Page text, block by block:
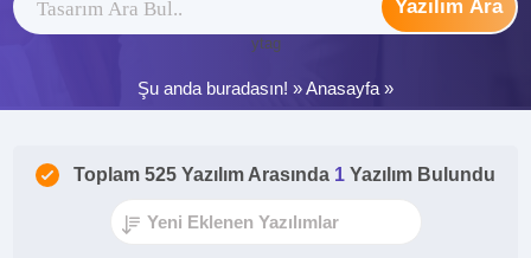
Yazılım Ara
ytag
Şu anda buradasın! »Anasayfa »
Toplam 525 Yazılım Arasında 1 Yazılım Bulundu